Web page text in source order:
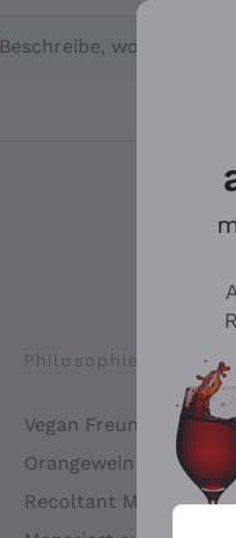
Beschreibe, wonach du
Philosophien
Vegan Freundlich
Orangewein
Recoltant Manipulant